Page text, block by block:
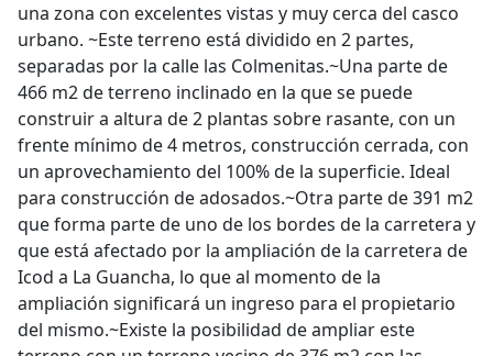
una zona con excelentes vistas y muy cerca del casco
urbano. ~Este terreno está dividido en 2 partes,
separadas por la calle las Colmenitas.~Una parte de
466 m2 de terreno inclinado en la que se puede
construir a altura de 2 plantas sobre rasante, con un
frente mínimo de 4 metros, construcción cerrada, con
un aprovechamiento del 100% de la superficie. Ideal
para construcción de adosados.~Otra parte de 391 m2
que forma parte de uno de los bordes de la carretera y
que está afectado por la ampliación de la carretera de
Icod a La Guancha, lo que al momento de la
ampliación significará un ingreso para el propietario
del mismo.~Existe la posibilidad de ampliar este